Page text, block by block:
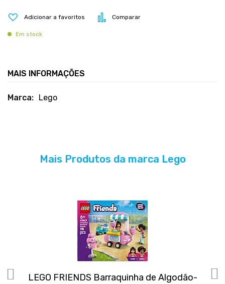
Adicionar a favoritos Comparar
Em stock
MAIS INFORMAÇÕES
Mais
Lego
Mais Produtos da marca Lego
LEGO FRIENDS Barraquinha de Algodão-